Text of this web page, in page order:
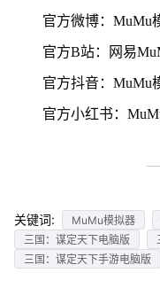
官方微博：MuMu
官方B站：网易
官方抖音：MuMu
官方小红书：
关键词: MuMu模拟器
三国：谋定天下电脑版
三国：谋定天下手游电脑版